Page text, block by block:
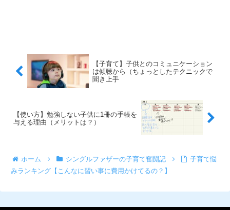
【子育て】子供とのコミュニケーション
は傾聴から（ちょっとしたテクニックで
聞き上手
【使い方】勉強しない子供に1冊の手帳を
与える理由（メリットは？）
ホーム シングルファザーの子育て奮闘記
子育て悩
みランキング【こんなに習い事に費用かけてるの？】